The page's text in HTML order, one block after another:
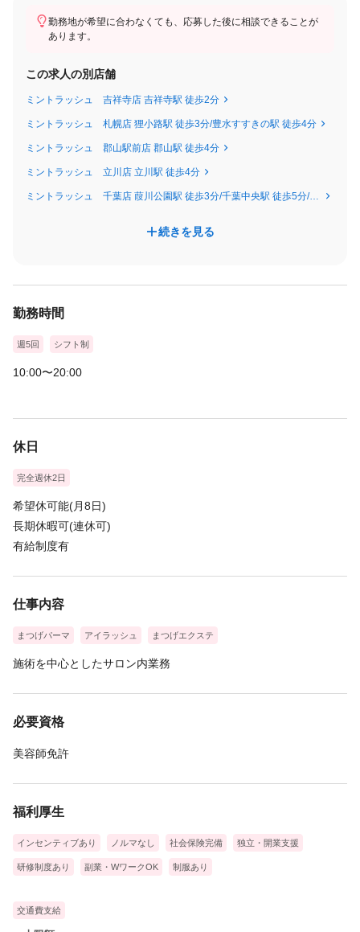
勤務地が希望に合わなくても、応募した後に相談できることが
あります。
この求人の別店舗
ミントラッシュ 吉祥寺店 吉祥寺駅 徒歩2分
ミントラッシュ 札幌店 狸小路駅 徒歩3分/豊水すすきの駅 徒歩4分
ミントラッシュ 郡山駅前店 郡山駅 徒歩4分
ミントラッシュ 立川店 立川駅 徒歩4分
ミントラッシュ 千葉店 葭川公園駅 徒歩3分/千葉中央駅 徒歩5分/千葉駅 徒歩10分
続きを見る
勤務時間
週5回 シフト制
10:00〜20:00
休日
完全週休2日
希望休可能(月8日)
長期休暇可(連休可)
有給制度有
仕事内容
まつげパーマ アイラッシュ まつげエクステ
施術を中心としたサロン内業務
必要資格
美容師免許
福利厚生
インセンティブあり ノルマなし 社会保険完備 独立・開業支援
研修制度あり 副業・WワークOK 制服あり
交通費支給